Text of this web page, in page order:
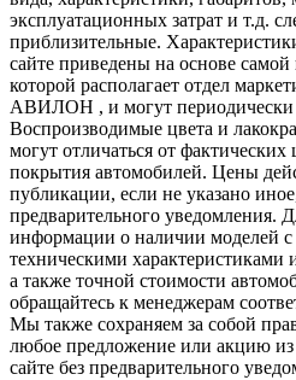
эксплуатационных затрат и т.д.
приблизительные.
сайте приведены на основе
которой располагает отдел
АВИЛОН , и могут периодически
Воспроизводимые цвета и
могут отличаться от фактических
покрытия автомобилей. Цены
публикации, если не указано
предварительного уведомления.
информации о наличии моделей с
техническими характеристиками
а также точной стоимости
обращайтесь к менеджерам
Мы также сохраняем за собой
любое предложение или акцию
сайте без предварительного